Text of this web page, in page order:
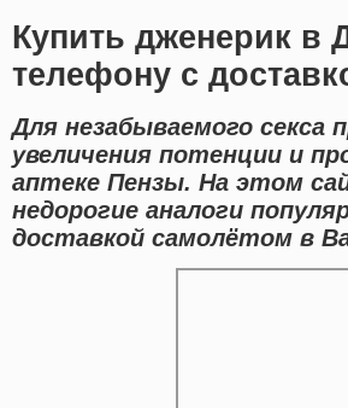
Купить дженерик в
телефону с
Для незабываемого секса
увеличения потенции и
аптеке Пензы. На этом
недорогие аналоги
доставкой самолётом в